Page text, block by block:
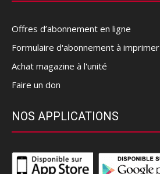
Offres d’abonnement en ligne
Formulaire d'abonnement à imprimer
Achat magazine à l'unité
Faire un don
NOS APPLICATIONS